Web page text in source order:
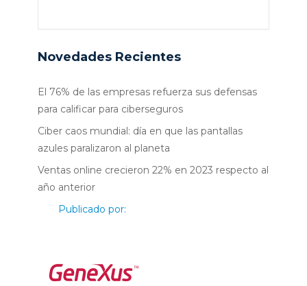
Novedades Recientes
El 76% de las empresas refuerza sus defensas
para calificar para ciberseguros
Ciber caos mundial: día en que las pantallas
azules paralizaron al planeta
Ventas online crecieron 22% en 2023 respecto al
año anterior
Publicado por: